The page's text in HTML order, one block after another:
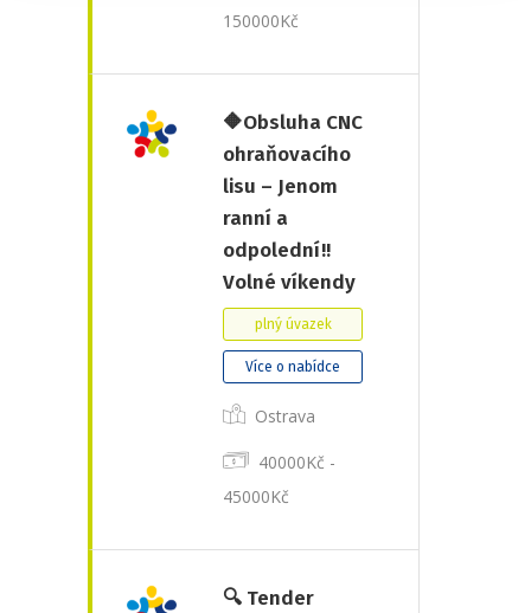
150000Kč
🔶Obsluha CNC
ohraňovacího
lisu – Jenom
ranní a
odpolední!!
Volné víkendy
plný úvazek
Více o nabídce
Ostrava
40000Kč -
45000Kč
🔍 Tender